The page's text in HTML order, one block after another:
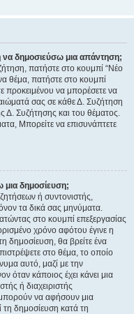
δημοσιεύσω μια απάντηση;
πατήστε στο κουμπί “Νέο
θέμα, πατήστε στο κουμπί
προκειμένου να μπορέσετε να
σας σε κάθε Δ. Συζήτηση
Δ. Συζήτησης και του θέματος.
Μπορείτε να επισυνάπτετε
δημοσίευση;
ή συντονιστής,
τα δικά σας μηνύματα.
στο κουμπί επεξεργασίας
χρόνο αφότου έγινε η
δημοσίευση, θα βρείτε ένα
στο θέμα, το οποίο
αυτό, μαζί με την
όταν κάποιος έχει κάνει μια
ή διαχειριστής
να αφήσουν μια
τη δημοσίευση κατά τη